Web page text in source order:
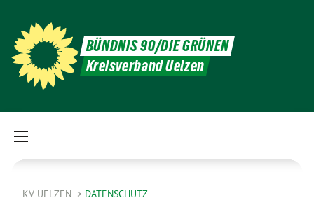
BÜNDNIS 90/DIE GRÜNEN
Kreisverband Uelzen
KV UELZEN DATENSCHUTZ